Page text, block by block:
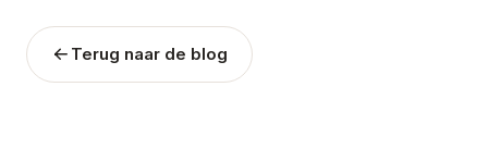
Terug naar de blog